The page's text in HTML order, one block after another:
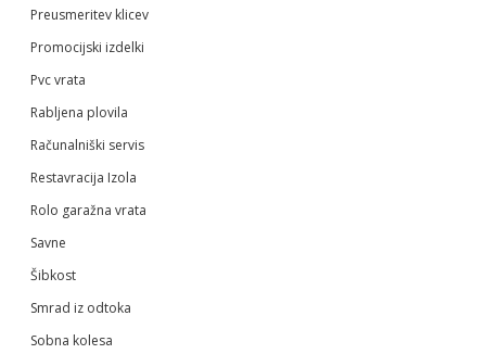
Preusmeritev klicev
Promocijski izdelki
Pvc vrata
Rabljena plovila
Računalniški servis
Restavracija Izola
Rolo garažna vrata
Savne
Šibkost
Smrad iz odtoka
Sobna kolesa